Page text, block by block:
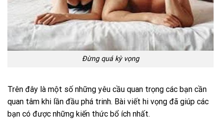
Đừng quá kỳ vọng
Trên đây là một số những yêu cầu quan trọng các bạn cần
quan tâm khi lần đầu phá trinh. Bài viết hi vọng đã giúp các
bạn có được những kiến thức bổ ích nhất.